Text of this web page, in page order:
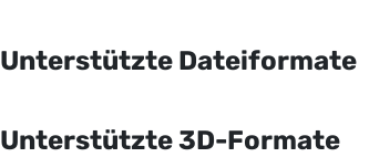
Unterstützte Dateiformate
Unterstützte 3D-Formate